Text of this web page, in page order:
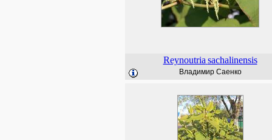
Reynoutria sachalinensis
Владимир Саенко